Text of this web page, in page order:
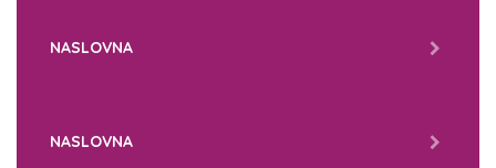
NASLOVNA
NASLOVNA